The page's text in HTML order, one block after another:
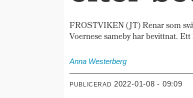
FROSTVIKEN (JT) Renar som
Voernese sameby har bevittnat.
Anna Westerberg
PUBLICERAD 2022-01-08 - 09:09